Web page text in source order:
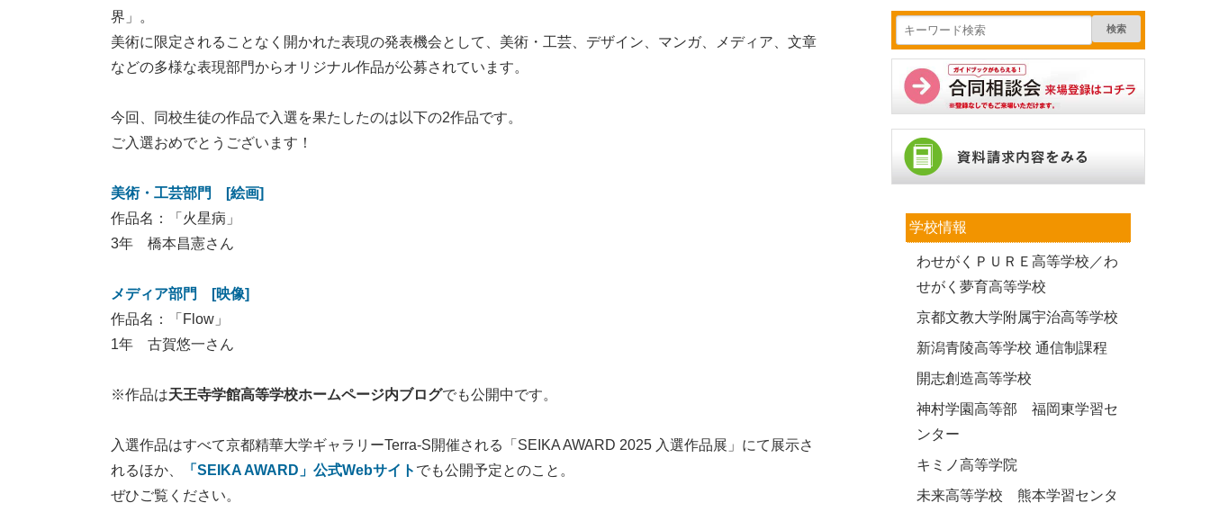
界」。
美術に限定されることなく開かれた表現の発表機会として、美術・工芸、デザイン、マンガ、メディア、文章
などの多様な表現部門からオリジナル作品が公募されています。
今回、同校生徒の作品で入選を果たしたのは以下の2作品です。
ご入選おめでとうございます！
美術・工芸部門 [絵画]
作品名：「火星病」
3年 橋本昌憲さん
メディア部門 [映像]
作品名：「Flow」
1年 古賀悠一さん
※作品は天王寺学館高等学校ホームページ内ブログでも公開中です。
入選作品はすべて京都精華大学ギャラリーTerra-S開催される「SEIKA AWARD 2025 入選作品展」にて展示さ
れるほか、
「SEIKA AWARD」公式Webサイト でも公開予定とのこと。
ぜひご覧ください。
検索
学校情報
わせがくＰＵＲＥ高等学校／わ
せがく夢育高等学校
京都文教大学附属宇治高等学校
新潟青陵高等学校 通信制課程
開志創造高等学校
神村学園高等部 福岡東学習セ
ンター
キミノ高等学院
未来高等学校 熊本学習センタ